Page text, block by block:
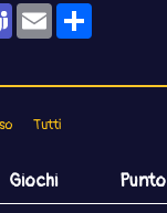
TeamsEmailCondividi
Tutti
Giochi Punto